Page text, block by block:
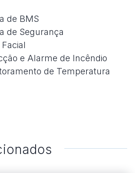
de BMS
de Segurança
e Alarme de Incêndio
de Temperatura